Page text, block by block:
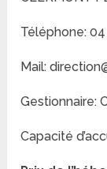
Téléphone:
Mail:
Gestionnaire:
Capacité